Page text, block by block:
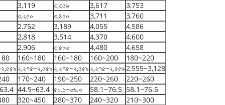
3,119 ৩,৩৫৯ 3,617
3,753
৩,২৫০ ৩,৪৫০ 3,711
3,760
2,752 3,189 4,055
4,586
2,818 3,514 4,370
4,600
2,906 ৩,৫৮৬ 4,480
4,658
160~180 160~180 160~200
180~220
২,২৭৫~২,৫৫৯২,২৭৫~২,৫৫৯২,২৭৫~২,৫৫৯2,559~3,128
170~240 190~250 220~260
220~260
44.9~63.4 ৫০.১~৬৬.০ 58.1~76.5 58.1~76.5
320~450 280~370 240~320
210~300